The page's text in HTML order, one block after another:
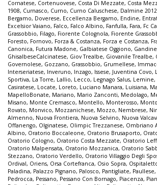
Cornatese, Cortenuovese, Costa Di Mezzate, Costa
1908, Curnasco, Curno, Curno Caluschese, Dalmine 2012
Bergamo, Doverese, Eccellenza Bergamo, Endine,
Excelsior Vaiano, Falco, Falco Albino, Fanfulla, Fara, Fc
Grassobbio, Filago, Fiorente Colognola, Fiorente
Foresto, Fornovo, Forza & Costanza, Forza e Costanza,
Canonica, Futura Madone, Galbiatese Oggiono,
GhisalbeseCalcinatese, Giov Trealbe, Giovanile Trealbe,
Governolese, Gozzano, Grassobbio, Grumellese,
Interseriatese, Inveruno, Inzago, Issese, Juventina Covo,
Sportiva, La Torre, Lallio, Lecco, Legnago Salus, Lemine,
Casiratese, Locate, Loreto, Luciano Manara, Luisiana,
MapelloBonate, Mariano, Mario Zanconti, Medolago,
Misano, Monte Cremasco, Montello, Monterosso,
Rovato, Monvico, Mozzanichese, Mozzo, Nembrese,
Almenno, Nuova Frontiera, Nuova Selvino, Nuova
Offanengo, Olginatese, Olimpic Trezzanese, Ombriano
Albino, Oratorio Boccaleone, Oratorio Brusaporto,
Oratorio Cologno, Oratorio Costa Mezzate, Oratorio
Oratorio Malpensata, Oratorio Mozzanica, Oratorio
Stezzano, Oratorio Verdello, Oratorio Villaggio Degli
Ordival, Oriens, Orsa Cortefranca, Osio Sopra,
Paladina, Palazzo Pignano, Palosco, Pantigliate, Paullese,
Pedrocca, Pessano, Pessano Con Bornago, Piacenza,